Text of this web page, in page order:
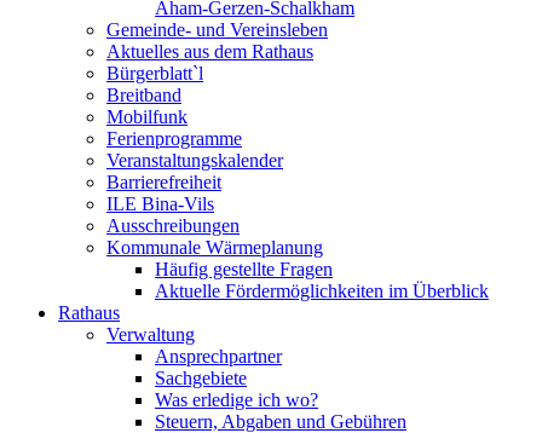
Aham-Gerzen-Schalkham
Gemeinde- und Vereinsleben
Aktuelles aus dem Rathaus
Bürgerblatt`l
Breitband
Mobilfunk
Ferienprogramme
Veranstaltungskalender
Barrierefreiheit
ILE Bina-Vils
Ausschreibungen
Kommunale Wärmeplanung
Häufig gestellte Fragen
Aktuelle Fördermöglichkeiten im Überblick
Rathaus
Verwaltung
Ansprechpartner
Sachgebiete
Was erledige ich wo?
Steuern, Abgaben und Gebühren